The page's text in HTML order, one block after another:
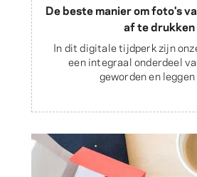
De beste manier om foto's
af te drukken
In dit digitale tijdperk zijn
een integraal onderdeel
geworden en leggen